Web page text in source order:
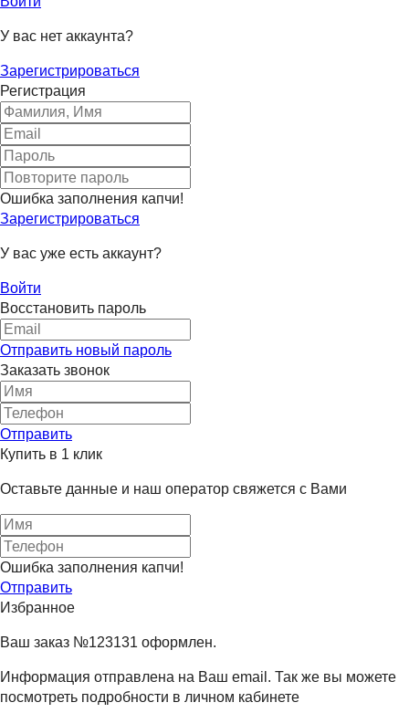
У вас нет аккаунта?
Зарегистрироваться
Регистрация
Ошибка заполнения капчи!
Зарегистрироваться
У вас уже есть аккаунт?
Войти
Восстановить пароль
Отправить новый пароль
Заказать звонок
Отправить
Купить в 1 клик
Оставьте данные и наш оператор свяжется с Вами
Ошибка заполнения капчи!
Отправить
Избранное
Ваш заказ №123131 оформлен.
Информация отправлена на Ваш email. Так же вы можете
посмотреть подробности в личном кабинете